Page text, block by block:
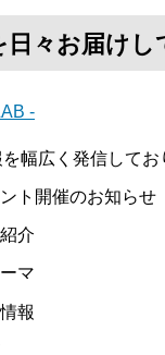
々お届けし
-
幅広く発信してお
ト開催のお知らせ
介
マ
報